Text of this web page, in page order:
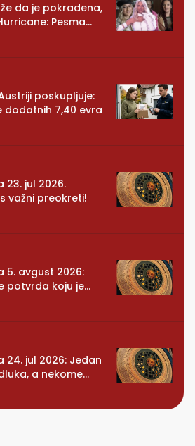
da je pokradena,
Pesma
poskupljuje:
dodatnih 7,40 evra
23. jul 2026.
važni preokreti!
5. avgust 2026:
potvrda koju je
24. jul 2026: Jedan
a nekome